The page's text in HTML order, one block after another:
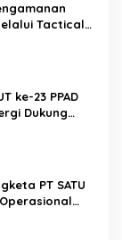
Tactical
ke-23 PPAD
Dukung
PT SATU